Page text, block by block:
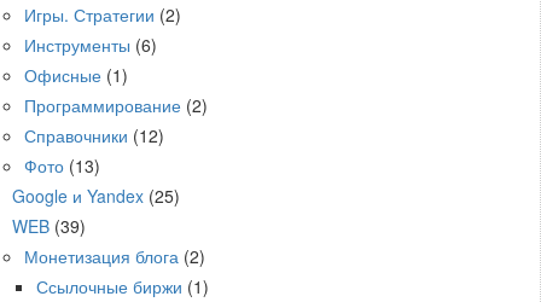
Игры. Стратегии (2)
Инструменты (6)
Офисные (1)
Программирование (2)
Справочники (12)
Фото (13)
Google и Yandex (25)
WEB (39)
Монетизация блога (2)
Ссылочные биржи (1)